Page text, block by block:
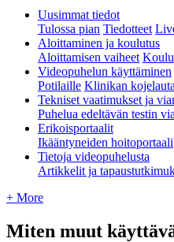
Uusimmat tiedot
Tulossa pian Tiedotteet
Aloittaminen ja koulutus
Aloittamisen vaiheet
Videopuhelun käyttäminen
Potilaille Klinikan kojelauta
Tekniset vaatimukset ja
Puhelua edeltävän testin
Erikoisportaalit
Ikääntyneiden hoitoportaali
Tietoja videopuhelusta
Artikkelit ja
+ More
Miten muut